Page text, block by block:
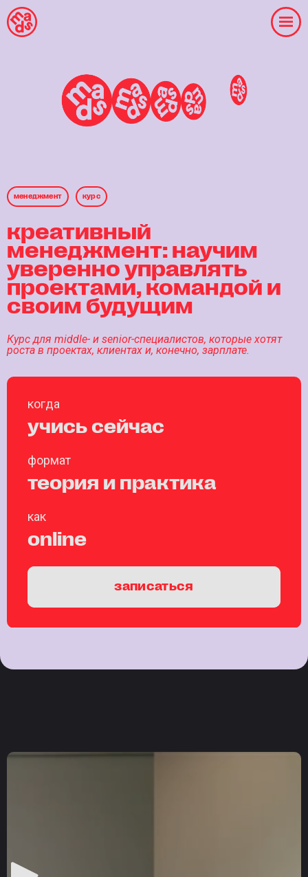
менеджмент курс
креативный
менеджмент: научим
уверенно управлять
проектами, командой и
своим будущим
Курс для middle- и senior-специалистов, которые хотят
роста в проектах, клиентах и, конечно, зарплате.
когда
учись сейчас
формат
теория и практика
как
online
записаться